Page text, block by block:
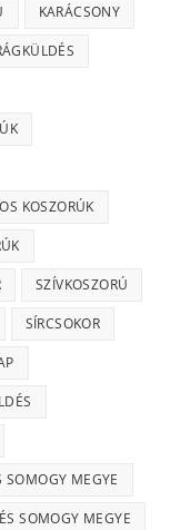
KARÁCSONY
KOSZORÚK
SZÍVKOSZORÚ
SÍRCSOKOR
SOMOGY MEGYE
SOMOGY MEGYE